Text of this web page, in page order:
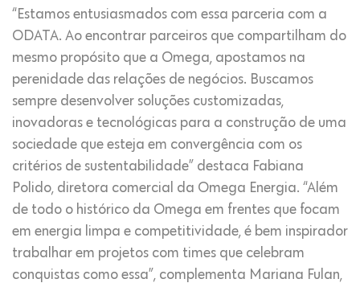
“Estamos entusiasmados com essa parceria com a
ODATA. Ao encontrar parceiros que compartilham do
mesmo propósito que a Omega, apostamos na
perenidade das relações de negócios. Buscamos
sempre desenvolver soluções customizadas,
inovadoras e tecnológicas para a construção de uma
sociedade que esteja em convergência com os
critérios de sustentabilidade” destaca Fabiana
Polido, diretora comercial da Omega Energia. “Além
de todo o histórico da Omega em frentes que focam
em energia limpa e competitividade, é bem inspirador
trabalhar em projetos com times que celebram
conquistas como essa”, complementa Mariana Fulan,